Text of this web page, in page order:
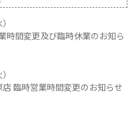
時間変更及び臨時休業のお知ら
店 臨時営業時間変更のお知らせ